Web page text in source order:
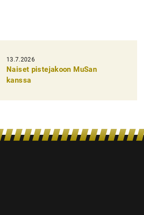
13.7.2026
Naiset pistejakoon MuSan
kanssa